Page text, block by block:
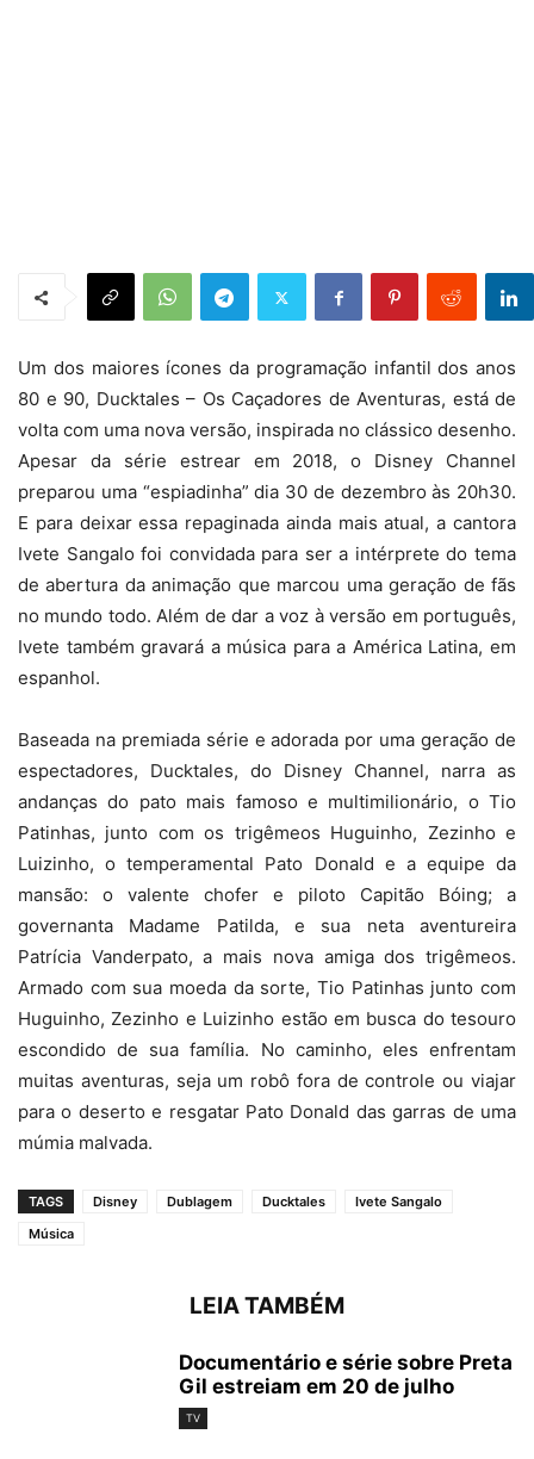
Um dos maiores ícones da programação infantil dos anos
80 e 90, Ducktales – Os Caçadores de Aventuras, está de
volta com uma nova versão, inspirada no clássico desenho.
Apesar da série estrear em 2018, o Disney Channel
preparou uma “espiadinha” dia 30 de dezembro às 20h30.
E para deixar essa repaginada ainda mais atual, a cantora
Ivete Sangalo foi convidada para ser a intérprete do tema
de abertura da animação que marcou uma geração de fãs
no mundo todo. Além de dar a voz à versão em português,
Ivete também gravará a música para a América Latina, em
espanhol.
Baseada na premiada série e adorada por uma geração de
espectadores, Ducktales, do Disney Channel, narra as
andanças do pato mais famoso e multimilionário, o Tio
Patinhas, junto com os trigêmeos Huguinho, Zezinho e
Luizinho, o temperamental Pato Donald e a equipe da
mansão: o valente chofer e piloto Capitão Bóing; a
governanta Madame Patilda, e sua neta aventureira
Patrícia Vanderpato, a mais nova amiga dos trigêmeos.
Armado com sua moeda da sorte, Tio Patinhas junto com
Huguinho, Zezinho e Luizinho estão em busca do tesouro
escondido de sua família. No caminho, eles enfrentam
muitas aventuras, seja um robô fora de controle ou viajar
para o deserto e resgatar Pato Donald das garras de uma
múmia malvada.
TAGS Disney Dublagem Ducktales
Ivete Sangalo
Música
LEIA TAMBÉM
Documentário e série sobre Preta
Gil estreiam em 20 de julho
TV